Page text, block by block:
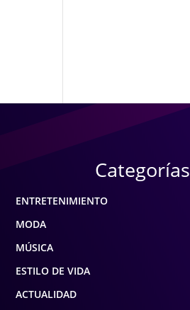
Categorías
ENTRETENIMIENTO
MODA
MÚSICA
ESTILO DE VIDA
ACTUALIDAD